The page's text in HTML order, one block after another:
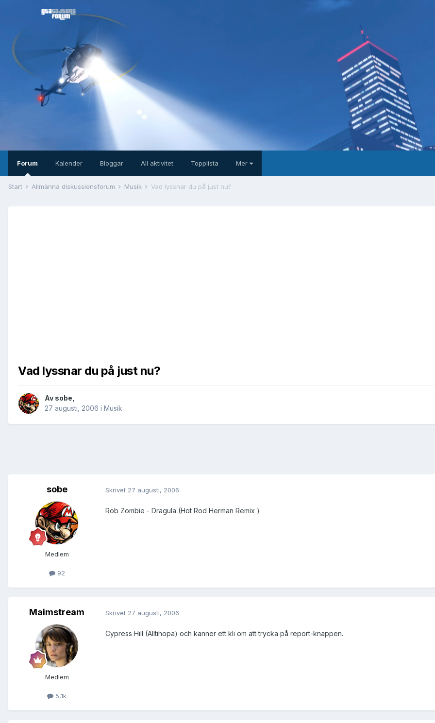
Forum Kalender Bloggar All aktivitet Topplista Mer
Start Allmänna diskussionsforum Musik Vad lyssnar du på just nu?
Vad lyssnar du på just nu?
Av sobe
27 augusti, 2006 i Musik
sobe
Medlem
92
Skrivet 27 augusti, 2006
Rob Zombie - Dragula (Hot Rod Herman Remix )
Maimstream
Medlem
5,1k
Skrivet 27 augusti, 2006
Cypress Hill (Alltihopa) och känner ett kli om att trycka på report-knappen.